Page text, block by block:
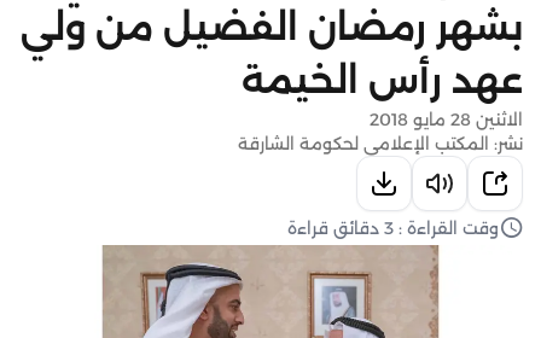
بشهر رمضان الفضيل من ولي
عهد رأس الخيمة
الاثنين 28 مايو 2018
نشر: المكتب الإعلامي لحكومة الشارقة
وقت القراءة : 3 دقائق قراءة